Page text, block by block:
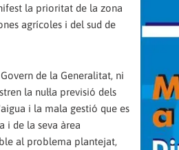
la prioritat de la zona
agrícoles i del sud de
de la Generalitat, ni
la nul·la previsió dels
i la mala gestió que es
i de la seva àrea
al problema plantejat,